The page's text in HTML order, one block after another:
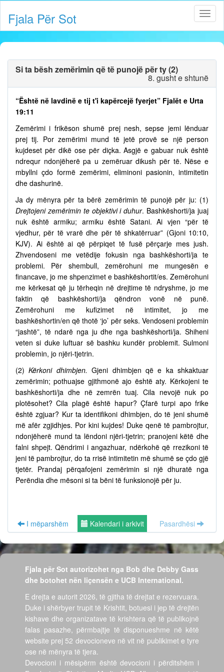
Fjala Për Sot
Si ta bësh zemërimin që të punojë për ty (2)
8. gusht e shtunë
“Është në lavdinë e tij t'i kapërcejë fyerjet” Fjalët e Urta
19:11
Zemërimi i frikëson shumë prej nesh, sepse jemi lënduar
prej tij. Por zemërimi mund të jetë provë se një person
kujdeset për dikë ose për diçka. Asgjë e gabuar nuk është
ndrequr ndonjëherë pa u zemëruar dikush për të. Nëse e
mbyllni çdo formë zemërimi, eliminoni pasionin, intimitetin
dhe dashurinë.
Ja dy mënyra për ta bërë zemërimin të punojë për ju: (1)
Drejtojeni zemërimin te objektivi i duhur. Bashkëshorti/ja juaj
nuk është armiku; armiku është Satani. Ai vjen “për të
vjedhur, për të vrarë dhe për të shkatërruar” (Gjoni 10:10,
KJV). Ai është ai që përpiqet të fusë përçarje mes jush.
Zhvendoseni me vetëdije fokusin nga bashkëshorti/ja te
problemi. Për shembull, zemërohuni me mungesën e
financave, jo me shpenzimet e bashkëshortit/es. Zemërohuni
me kërkesat që ju tërheqin në drejtime të ndryshme, jo me
faktin që bashkëshorti/ja qëndron vonë në punë.
Zemërohuni me kufizimet në intimitet, jo me
bashkëshortin/en që thotë ‘jo’ për seks. Vendoseni problemin
“jashtë”, të ndarë nga ju dhe nga bashkëshorti/ja. Shiheni
veten si duke luftuar së bashku kundër problemit. Sulmoni
problemin, jo njëri-tjetrin.
(2)Kërkoni dhimbjen. Gjeni dhimbjen që e ka shkaktuar
zemërimin; pothuajse gjithmonë ajo është aty. Kërkojeni te
bashkëshorti/ja dhe në zemrën tuaj. Cila nevojë nuk po
plotësohet? Cila plagë është hapur? Çfarë turpi apo frike
është zgjuar? Kur ta identifikoni dhimbjen, do të jeni shumë
më afër zgjidhjes. Por kini kujdes! Duke qenë të pambrojtur,
ndonjëherë mund ta lëndoni njëri-tjetrin; pranojeni këtë dhe
falni shpejt. Qëndrimi i angazhuar, ndërkohë që rrezikoni të
jeni të pambrojtur, do ta rrisë intimitetin më shumë se çdo gjë
tjetër. Prandaj përqafojeni zemërimin si një dhuratë nga
Perëndia dhe mësoni si ta bëni të funksionojë për ju.
I mëparshëm Kalendari i arkivit Pasardhësi
Fjala për Sot autorizohet nga Bob dhe Debby Gass
dhe botohet nën liçensën e UCB International.
E drejta e autorit 2026, të gjitha të drejtat e rezervuara.
Duke i shërbyer trupit të Krishtit, botuesi i jep të drejtën
kishave dhe organizatave të krishtera që të publikojnë
falas pasazhe, përmbajtje të disponueshme në këtë
website prej 52 devocioneve në vit në publikimet e tyre
ose në mënyra të tjera.
Devocioni i mësipërm është devocioni i përditshëm i